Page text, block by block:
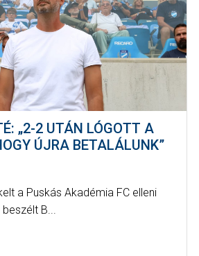
„2-2 UTÁN LÓGOTT A
ÚJRA BETALÁLUNK”
a Puskás Akadémia FC elleni
B...